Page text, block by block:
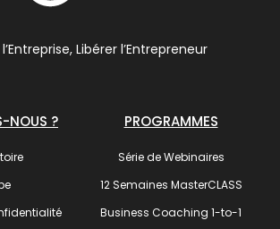
Libérer l’Entrepreneur
NOUS ? PROGRAMMES
Série de Webinaires
12 Semaines MasterCLASS
Business Coaching 1-to-1